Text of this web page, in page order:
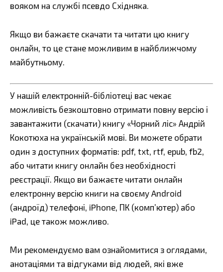
вояком на службі псевдо Східняка.
Якщо ви бажаєте скачати та читати цю книгу
онлайн, то це стане можливим в найближчому
майбутньому.
У нашій електронній-бібліотеці вас чекає
можливість безкоштовно отримати повну версію і
завантажити (скачати) книгу «Чорний ліс» Андрій
Кокотюха на українській мові. Ви можете обрати
один з доступних форматів: pdf, txt, rtf, epub, fb2,
або читати книгу онлайн без необхідності
реєстрації. Якщо ви бажаєте читати онлайн
електронну версію книги на своєму Android
(андроїд) телефоні, iPhone, ПК (комп’ютер) або
iPad, це також можливо.
Ми рекомендуємо вам ознайомитися з оглядами,
анотаціями та відгуками від людей, які вже